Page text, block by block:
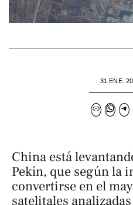
31 ENE.
China está
Pekín, que según la
convertirse en el
satelitales